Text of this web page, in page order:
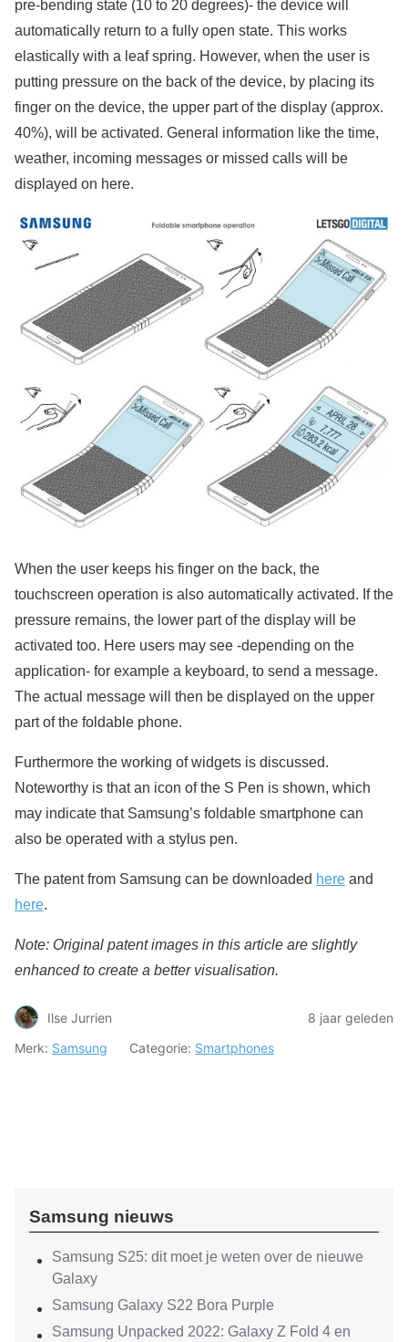
pre-bending state (10 to 20 degrees)- the device will
automatically return to a fully open state. This works
elastically with a leaf spring. However, when the user is
putting pressure on the back of the device, by placing its
finger on the device, the upper part of the display (approx.
40%), will be activated. General information like the time,
weather, incoming messages or missed calls will be
displayed on here.
When the user keeps his finger on the back, the
touchscreen operation is also automatically activated. If the
pressure remains, the lower part of the display will be
activated too. Here users may see -depending on the
application- for example a keyboard, to send a message.
The actual message will then be displayed on the upper
part of the foldable phone.
Furthermore the working of widgets is discussed.
Noteworthy is that an icon of the S Pen is shown, which
may indicate that Samsung’s foldable smartphone can
also be operated with a stylus pen.
The patent from Samsung can be downloaded here and
here.
Note: Original patent images in this article are slightly
enhanced to create a better visualisation.
Ilse Jurrien
8 jaar geleden
Merk: Samsung Categorie: Smartphones
Samsung nieuws
Samsung S25: dit moet je weten over de nieuwe
Galaxy
Samsung Galaxy S22 Bora Purple
Samsung Unpacked 2022: Galaxy Z Fold 4 en